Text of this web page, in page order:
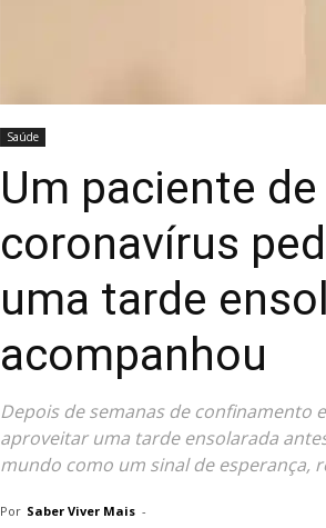
Saúde
Um paciente
coronavírus
uma tarde
acompanhou
Depois de semanas de
aproveitar uma tarde ensolarada
mundo como um sinal de esperança,
Por Saber Viver Mais -